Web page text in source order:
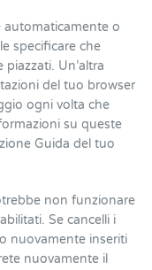
automaticamente o
specificare che
Un’altra
del tuo browser
ogni volta che
su queste
Guida del tuo
non funzionare
Se cancelli i
nuovamente inseriti
nuovamente il